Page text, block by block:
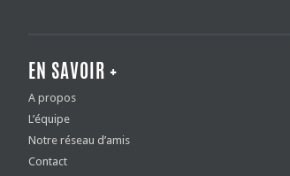
EN SAVOIR +
A propos
L’équipe
Notre réseau d’amis
Contact